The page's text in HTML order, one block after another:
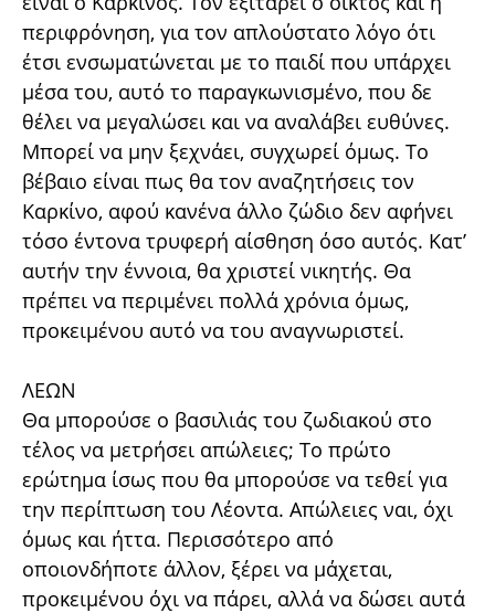
περιφρόνηση, για τον απλούστατο λόγο ότι
έτσι ενσωματώνεται με το παιδί που υπάρχει
μέσα του, αυτό το παραγκωνισμένο, που δε
θέλει να μεγαλώσει και να αναλάβει ευθύνες.
Μπορεί να μην ξεχνάει, συγχωρεί όμως. Το
βέβαιο είναι πως θα τον αναζητήσεις τον
Καρκίνο, αφού κανένα άλλο ζώδιο δεν αφήνει
τόσο έντονα τρυφερή αίσθηση όσο αυτός. Κατ’
αυτήν την έννοια, θα χριστεί νικητής. Θα
πρέπει να περιμένει πολλά χρόνια όμως,
προκειμένου αυτό να του αναγνωριστεί.
ΛΕΩΝ
Θα μπορούσε ο βασιλιάς του ζωδιακού στο
τέλος να μετρήσει απώλειες; Το πρώτο
ερώτημα ίσως που θα μπορούσε να τεθεί για
την περίπτωση του Λέοντα. Απώλειες ναι, όχι
όμως και ήττα. Περισσότερο από
οποιονδήποτε άλλον, ξέρει να μάχεται,
προκειμένου όχι να πάρει, αλλά να δώσει αυτά